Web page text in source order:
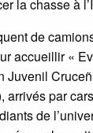
la chasse à
de
accueillir «
Juvenil
arrivés par
de